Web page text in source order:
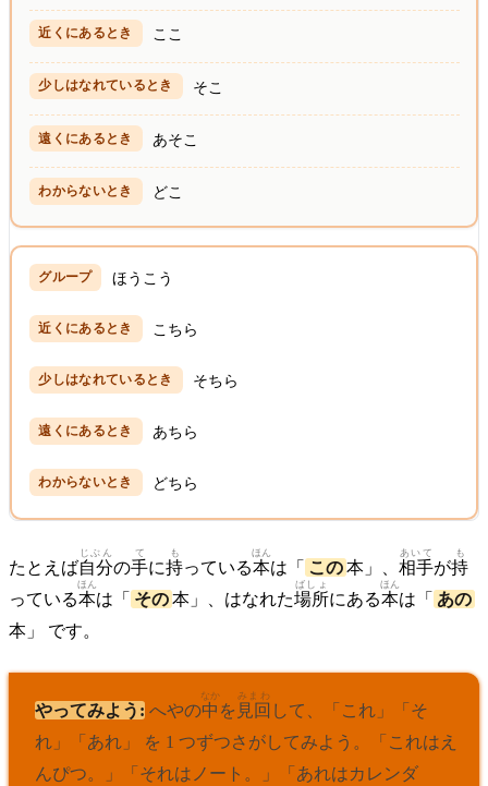
ここ
そこ
あそこ
どこ
ほうこう
こちら
そちら
あちら
どちら
たとえば自分
じぶん
の手
て
に持
も
っている本
ほん
は「 この本」、 相手
あいて
が持
も
っている本
ほん
は「 その本」、はなれた場所
ばしょ
にある本
ほん
は「 あの
本」 です。
やってみよう: へやの中
なか
を 見回
みまわ
して、「これ」「そ
れ」「あれ」 を 1 つずつさがしてみよう。「これはえ
んぴつ。」「それはノート。」「あれはカレンダ